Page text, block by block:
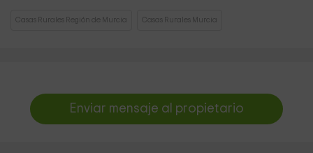
Casas Rurales Región de Murcia Casas Rurales Murcia
Enviar mensaje al propietario